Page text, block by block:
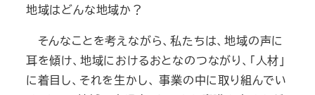
地域はどんな地域か？
そんなことを考えながら、私たちは、地域の声に
耳を傾け、地域におけるおとなのつながり、「人材」
に着目し、それを生かし、 事業の中に取り組んでい